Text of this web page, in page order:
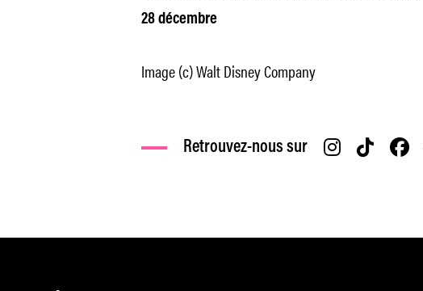
28 décembre
Image (c) Walt Disney Company
Retrouvez-nous sur